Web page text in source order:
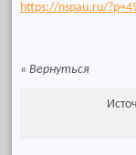
https://nspau.ru/
«Вернуться